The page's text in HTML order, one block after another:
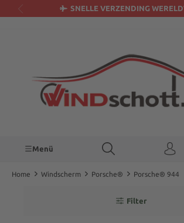
SNELLE VERZENDING
Menü
Home Windscherm Porsche® Porsche® 944
Filter